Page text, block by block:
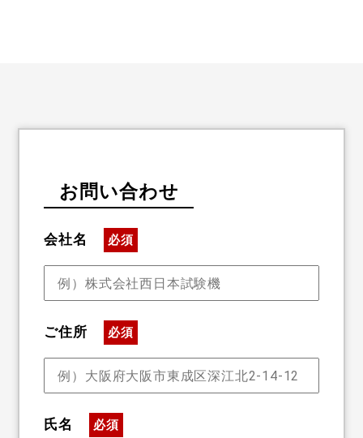
お問い合わせ
会社名 必須
ご住所 必須
氏名 必須